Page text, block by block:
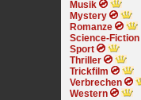
Musik
Mystery
Romanze
Science-Fiction
Sport
Thriller
Trickfilm
Verbrechen
Western